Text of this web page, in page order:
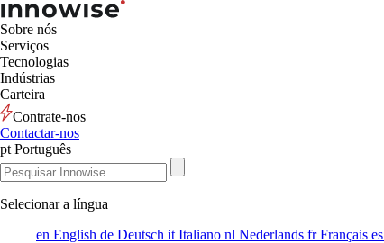
Sobre nós
Serviços
Tecnologias
Indústrias
Carteira
Contrate-nos
Contactar-nos
pt Português
Selecionar a língua
en English de Deutsch it Italiano nl Nederlands frFrançais es